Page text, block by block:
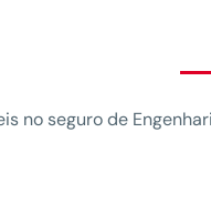
no seguro de